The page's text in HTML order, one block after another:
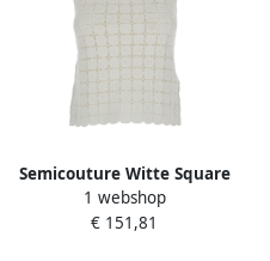
Semicouture Witte Square
Neck Gebreide Top White
Dames
1 webshop
€ 151,81